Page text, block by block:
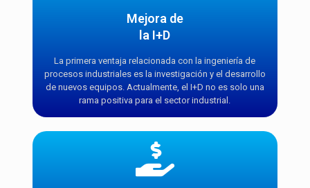
Mejora de
la I+D
La primera ventaja relacionada con la ingeniería de
procesos industriales es la investigación y el desarrollo
de nuevos equipos. Actualmente, el I+D no es solo una
rama positiva para el sector industrial.